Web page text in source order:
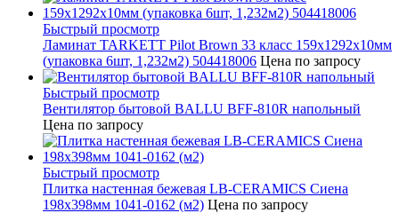
Быстрый просмотр
Ламинат TARKETT Pilot Brown 33 класс 159х1292х10мм
(упаковка 6шт, 1,232м2) 504418006 Цена по запросу
Быстрый просмотр
Вентилятор бытовой BALLU BFF-810R напольный
Цена по запросу
Быстрый просмотр
Плитка настенная бежевая LB-CERAMICS Сиена
198x398мм 1041-0162 (м2) Цена по запросу